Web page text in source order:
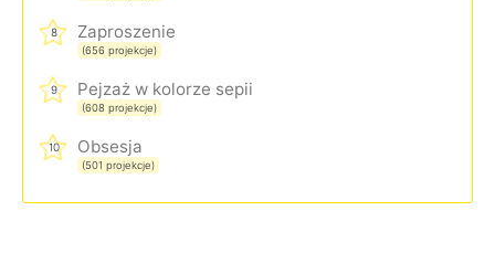
8 Zaproszenie
(656 projekcje)
9 Pejzaż w kolorze sepii
(608 projekcje)
10 Obsesja
(501 projekcje)